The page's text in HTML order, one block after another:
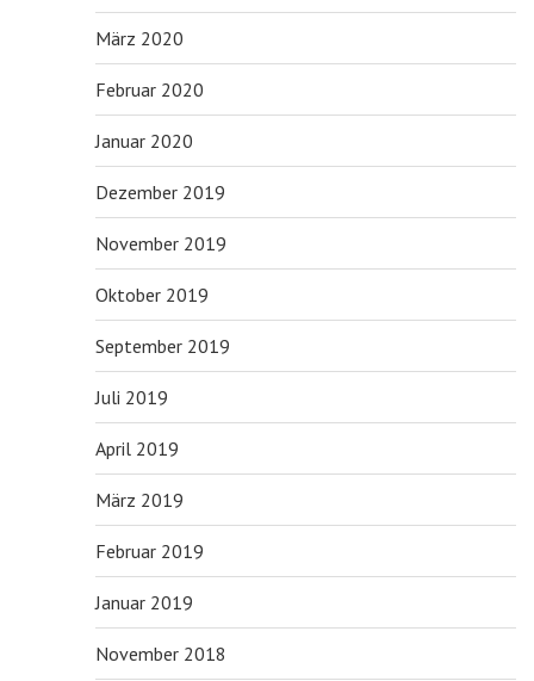
März 2020
Februar 2020
Januar 2020
Dezember 2019
November 2019
Oktober 2019
September 2019
Juli 2019
April 2019
März 2019
Februar 2019
Januar 2019
November 2018